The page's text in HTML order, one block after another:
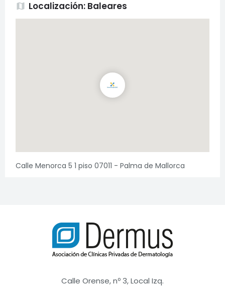
map Localización: Baleares
Calle Menorca 5 1 piso 07011 - Palma de Mallorca
Calle Orense, nº 3, Local Izq.